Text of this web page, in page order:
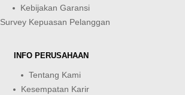
Kebijakan Garansi
Survey Kepuasan Pelanggan
INFO PERUSAHAAN
Tentang Kami
Kesempatan Karir